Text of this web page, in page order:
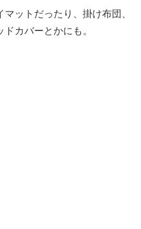
ットだったり、掛け布団、
カバーとかにも。